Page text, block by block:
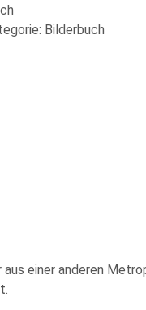
Bilderbuch
einer anderen